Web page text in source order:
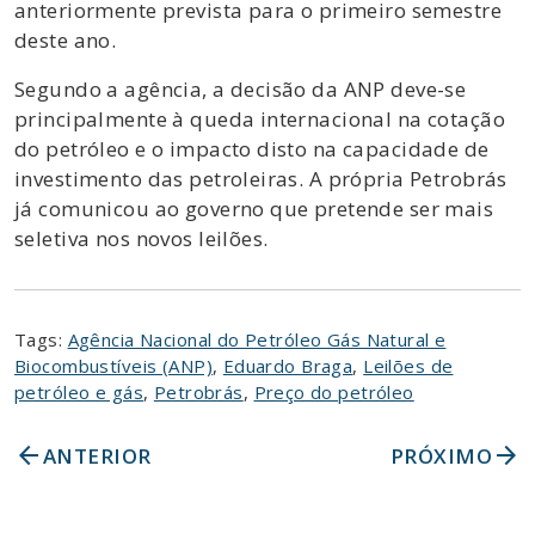
anteriormente prevista para o primeiro semestre
deste ano.
Segundo a agência, a decisão da ANP deve-se
principalmente à queda internacional na cotação
do petróleo e o impacto disto na capacidade de
investimento das petroleiras. A própria Petrobrás
já comunicou ao governo que pretende ser mais
seletiva nos novos leilões.
Tags: Agência Nacional do Petróleo Gás Natural e
Biocombustíveis (ANP), Eduardo Braga, Leilões de
petróleo e gás, Petrobrás, Preço do petróleo
arrow_backANTERIOR PRÓXIMO arrow_forward